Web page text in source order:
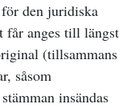
den juridiska
får anges till längst
(tillsammans
såsom
insändas